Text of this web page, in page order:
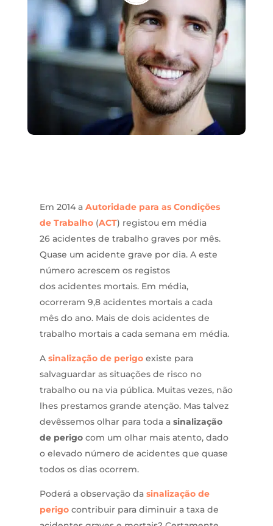
Em 2014 a Autoridade para as Condições
de Trabalho(ACT) registou em média
26 acidentes de trabalho graves por mês.
Quase um acidente grave por dia. A este
número acrescem os registos
dos acidentes mortais. Em média,
ocorreram 9,8 acidentes mortais a cada
mês do ano. Mais de dois acidentes de
trabalho mortais a cada semana em média.
A sinalização de perigoexiste para
salvaguardar as situações de risco no
trabalho ou na via pública. Muitas vezes, não
lhes prestamos grande atenção. Mas talvez
devêssemos olhar para toda a sinalização
de perigocom um olhar mais atento, dado
o elevado número de acidentes que quase
todos os dias ocorrem.
Poderá a observação da sinalização de
perigo contribuir para diminuir a taxa de